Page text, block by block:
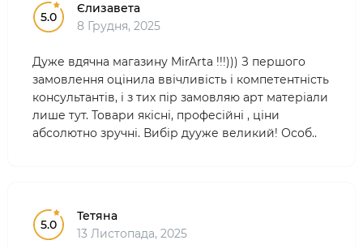
5.0
Єлизавета
8 Грудня, 2025
Дуже вдячна магазину MirArta !!!))) З першого
замовлення оцінила ввічливість і компетентність
консультантів, і з тих пір замовляю арт матеріали
лише тут. Товари якісні, професійні , ціни
абсолютно зручні. Вибір дууже великий! Особ..
5.0
Тетяна
13 Листопада, 2025